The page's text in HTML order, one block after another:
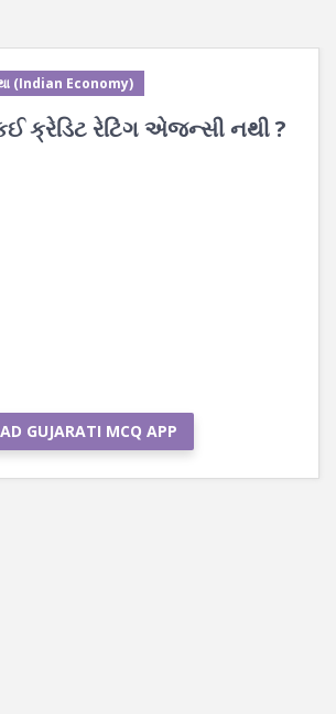
(Indian Economy)
ક્રેડિટ રેટિંગ એજન્સી નથી ?
GUJARATI MCQ APP